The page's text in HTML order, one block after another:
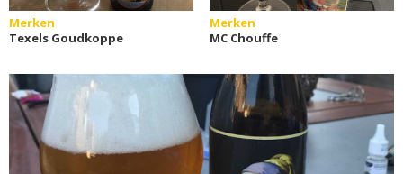
Merken
Texels Goudkoppe
Merken
MC Chouffe